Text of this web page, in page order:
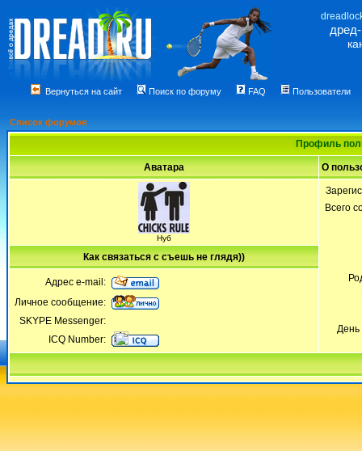
Вернуться на сайт Поиск по форуму FAQ Пользователи
Список форумов
Профиль
Аватара О
Нуб
Всего
День
Как связаться с съешь не глядя))
Адрес e-mail:
Личное сообщение:
SKYPE Messenger:
ICQ Number: